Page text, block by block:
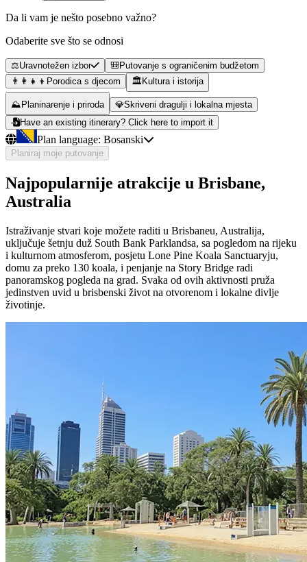
Da li vam je nešto posebno važno?
Odaberite sve što se odnosi
⚖️Uravnotežen izbor 🎒Putovanje s ograničenim budžetom
👨‍👩‍👧‍👦 Porodica s djecom 🏛️ Kultura i istorija
⛰️ Planinarenje i priroda 💎Skriveni dragulji i lokalna mjesta
Have an existing itinerary? Click here to import it
Plan language: Bosanski
Planiraj moje putovanje
Najpopularnije atrakcije u Brisbane,
Australia
Istraživanje stvari koje možete raditi u Brisbaneu, Australija,
uključuje šetnju duž South Bank Parklandsa, sa pogledom na rijeku
i kulturnom atmosferom, posjetu Lone Pine Koala Sanctuaryju,
domu za preko 130 koala, i penjanje na Story Bridge radi
panoramskog pogleda na grad. Svaka od ovih aktivnosti pruža
jedinstven uvid u brisbenski život na otvorenom i lokalne divlje
životinje.